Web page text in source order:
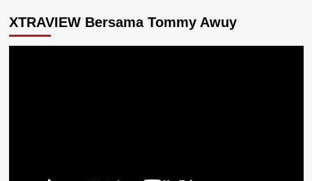
XTRAVIEW Bersama Tommy Awuy